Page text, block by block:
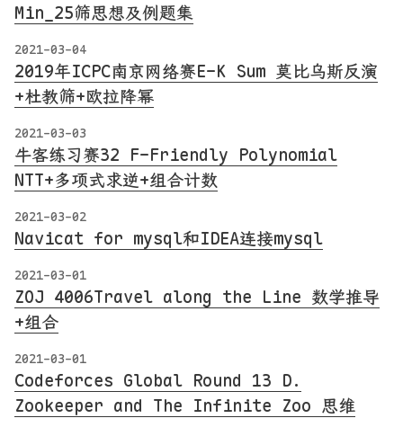
Min_25筛思想及例题集
2021-03-04
2019年ICPC南京网络赛E-K Sum 莫比乌斯反演
+杜教筛+欧拉降幂
2021-03-03
牛客练习赛32 F-Friendly Polynomial
NTT+多项式求逆+组合计数
2021-03-02
Navicat for mysql和IDEA连接mysql
2021-03-01
ZOJ 4006Travel along the Line 数学推导
+组合
2021-03-01
Codeforces Global Round 13 D.
Zookeeper and The Infinite Zoo 思维